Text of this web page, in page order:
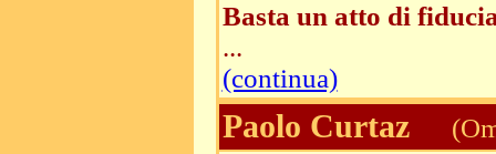
Basta un atto di
...
(continua)
Paolo Curtaz